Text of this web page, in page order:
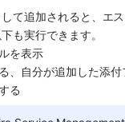
て追加されると、エ
も実行できます。
を表示
、自分が追加した添付
る